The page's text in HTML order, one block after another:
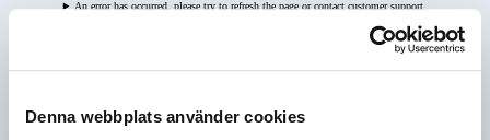
Denna webbplats använder cookies
An error has occurred, please try to refresh the page or contact customer support.